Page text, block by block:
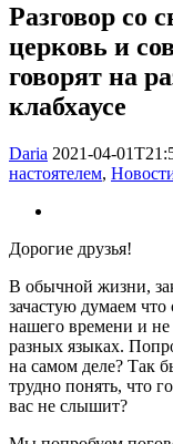
Разговор со
церковь и
говорят на
клабхаусе
Daria 2021-04-
настоятелем,
Дорогие друзья!
В обычной жизни,
зачастую думаем что
нашего времени и не
разных языках.
на самом деле? Так
трудно понять, что
вас не слышит?